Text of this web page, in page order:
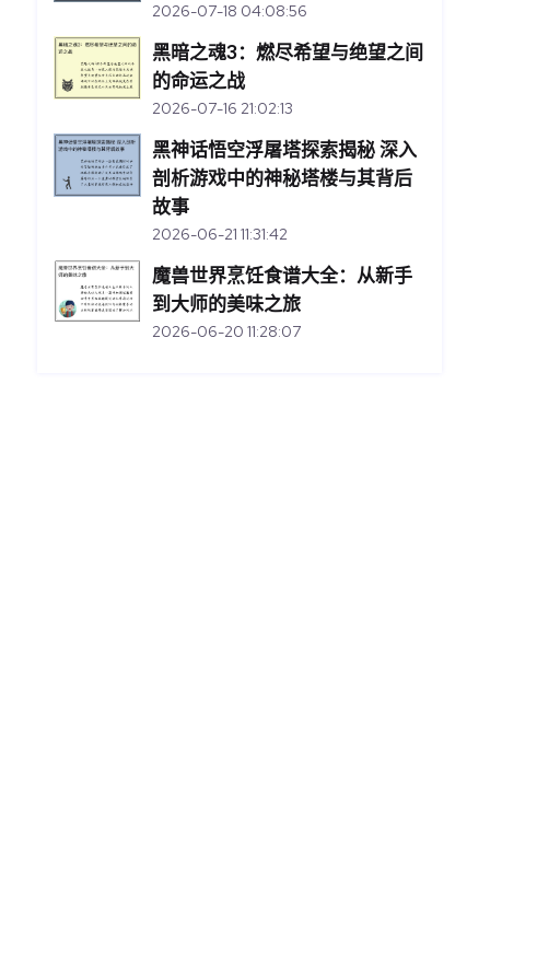
2026-07-18 04:08:56
黑暗之魂3：燃尽希望与绝望之间
的命运之战
2026-07-16 21:02:13
黑神话悟空浮屠塔探索揭秘 深入
剖析游戏中的神秘塔楼与其背后
故事
2026-06-21 11:31:42
魔兽世界烹饪食谱大全：从新手
到大师的美味之旅
2026-06-20 11:28:07